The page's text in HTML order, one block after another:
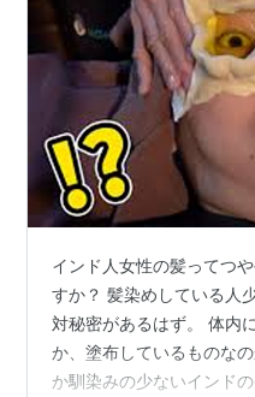
インド人女性の髪ってつ
すか？ 髪染めしている人
対秘密があるはず。 体内
か、塗布しているものな
か馴染みの少ないインド